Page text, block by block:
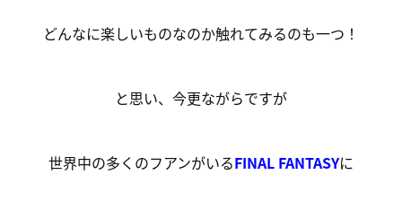
どんなに楽しいものなのか触れてみるのも一つ！
と思い、今更ながらですが
世界中の多くのフアンがいるFINAL FANTASYに